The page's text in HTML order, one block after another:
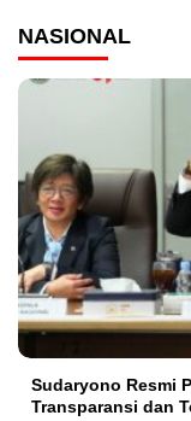
NASIONAL
Sudaryono Resmi
Transparansi dan